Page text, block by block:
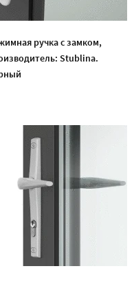
ручка с замком,
Stublina.